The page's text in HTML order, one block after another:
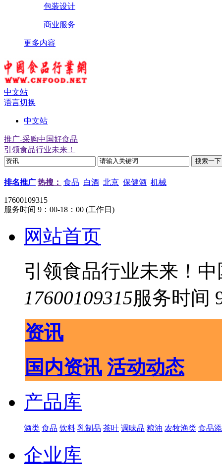
包装设计
商业服务
更多内容
中文站
语言切换
中文站
推广-采购中国好食品
引领食品行业未来！
排名推广 热搜： 食品 白酒 北京 保健酒 机械
17600109315
服务时间 9：00-18：00 (工作日)
网站首页
引领食品行业未来！
17600109315服务时间
资讯
国内资讯 活动动态
产品库
酒类 食品 饮料 乳制品 茶叶 调味品 粮油 农牧渔类 食品
企业库